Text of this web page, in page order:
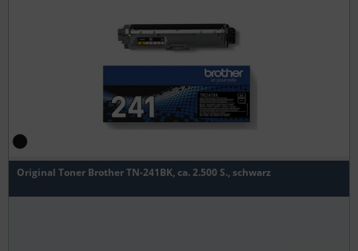
Original Toner Brother TN-241BK, ca. 2.500 S., schwarz